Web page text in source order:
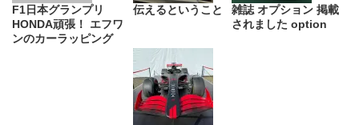
F1日本グランプリ
HONDA頑張！ エフワ
ンのカーラッピング
伝えるということ
雑誌 オプション 掲載
されました option